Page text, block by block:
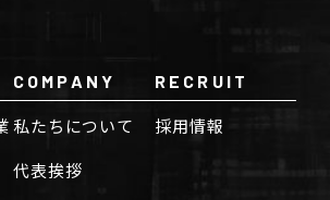
COMPANY
私たちについて
代表挨拶
RECRUIT
採用情報